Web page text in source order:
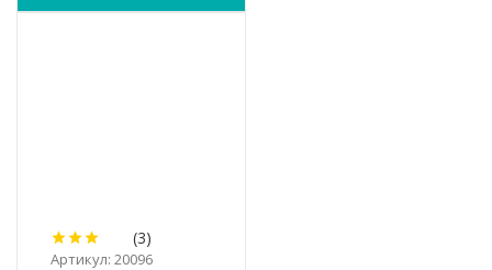
(3)
Артикул: 20096